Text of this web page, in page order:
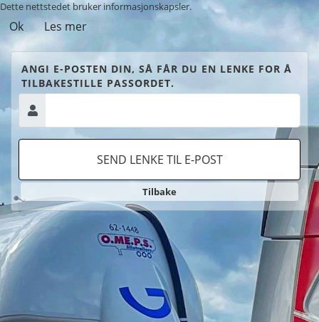
Dette nettstedet bruker informasjonskapsler.
Ok Les mer
ANGI E-POSTEN DIN, SÅ FÅR DU EN LENKE FOR Å
TILBAKESTILLE PASSORDET.
SEND LENKE TIL E-POST
Tilbake